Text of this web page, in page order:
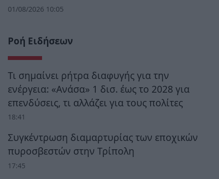
01/08/2026 10:05
Ροή Ειδήσεων
Τι σημαίνει ρήτρα διαφυγής για την
ενέργεια: «Ανάσα» 1 δισ. έως το 2028 για
επενδύσεις, τι αλλάζει για τους πολίτες
18:41
Συγκέντρωση διαμαρτυρίας των εποχικών
πυροσβεστών στην Τρίπολη
17:45